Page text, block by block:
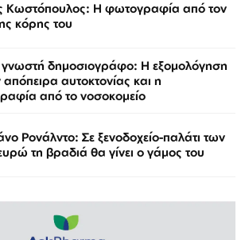
Κωστόπουλος: Η φωτογραφία από τον
κόρης του
γνωστή δημοσιογράφο: Η εξομολόγηση
απόπειρα αυτοκτονίας και η
από το νοσοκομείο
Ρονάλντο: Σε ξενοδοχείο-παλάτι των
τη βραδιά θα γίνει ο γάμος του